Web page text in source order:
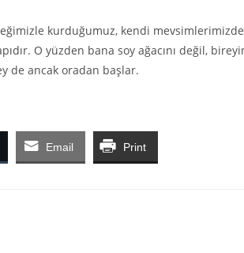
kurduğumuz, kendi
O yüzden bana soy ağacını değil,
de ancak oradan başlar.
Email Print